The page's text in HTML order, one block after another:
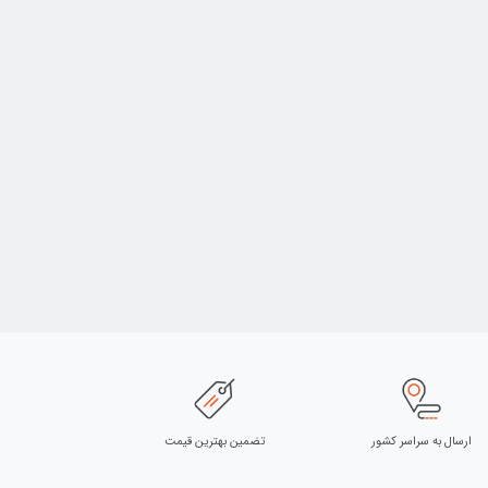
ارسال به سراسر کشور تضمین بهترین قیمت